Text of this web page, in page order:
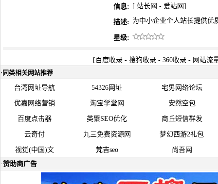
信息: [ 站长网 - 爱站网 ]
描述: 为中小企业个人站长提供优
星级:
[ 百度收录 - 搜狗收录 - 360收录 - 网站流
· 同类相关网站推荐
台湾网址导航 54326网址 宅男网络论坛
优嘉网络营销 淘宝学堂网 安然空包
百度点击器 类聚SEO优化 商丘短信群发
云奇付 九三免费资源网 梦幻西游2礼包
视觉(中国)文 梵吉seo
尚吾网
·赞助商广告